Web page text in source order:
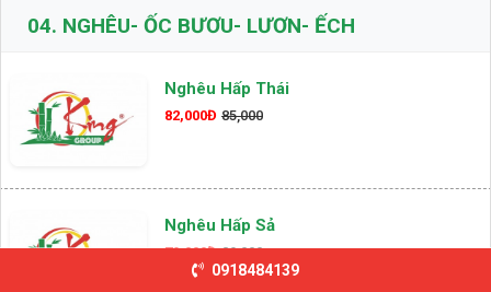
04. NGHÊU- ỐC BƯƠU- LƯƠN- ẾCH
Nghêu Hấp Thái
82,000Đ 85,000
Nghêu Hấp Sả
79,000Đ 89,000
0918484139